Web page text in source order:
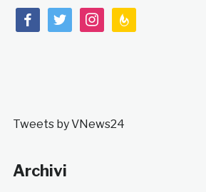
facebooktwitterinstagramfeedburner
Tweets by VNews24
Archivi